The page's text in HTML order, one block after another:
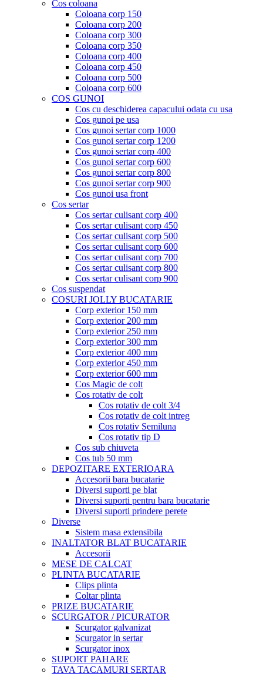
Cos coloana
Coloana corp 150
Coloana corp 200
Coloana corp 300
Coloana corp 350
Coloana corp 400
Coloana corp 450
Coloana corp 500
Coloana corp 600
COS GUNOI
Cos cu deschiderea capacului odata cu usa
Cos gunoi pe usa
Cos gunoi sertar corp 1000
Cos gunoi sertar corp 1200
Cos gunoi sertar corp 400
Cos gunoi sertar corp 600
Cos gunoi sertar corp 800
Cos gunoi sertar corp 900
Cos gunoi usa front
Cos sertar
Cos sertar culisant corp 400
Cos sertar culisant corp 450
Cos sertar culisant corp 500
Cos sertar culisant corp 600
Cos sertar culisant corp 700
Cos sertar culisant corp 800
Cos sertar culisant corp 900
Cos suspendat
COSURI JOLLY BUCATARIE
Corp exterior 150 mm
Corp exterior 200 mm
Corp exterior 250 mm
Corp exterior 300 mm
Corp exterior 400 mm
Corp exterior 450 mm
Corp exterior 600 mm
Cos Magic de colt
Cos rotativ de colt
Cos rotativ de colt 3/4
Cos rotativ de colt intreg
Cos rotativ Semiluna
Cos rotativ tip D
Cos sub chiuveta
Cos tub 50 mm
DEPOZITARE EXTERIOARA
Accesorii bara bucatarie
Diversi suporti pe blat
Diversi suporti pentru bara bucatarie
Diversi suporti prindere perete
Diverse
Sistem masa extensibila
INALTATOR BLAT BUCATARIE
Accesorii
MESE DE CALCAT
PLINTA BUCATARIE
Clips plinta
Coltar plinta
PRIZE BUCATARIE
SCURGATOR / PICURATOR
Scurgator galvanizat
Scurgator in sertar
Scurgator inox
SUPORT PAHARE
TAVA TACAMURI SERTAR